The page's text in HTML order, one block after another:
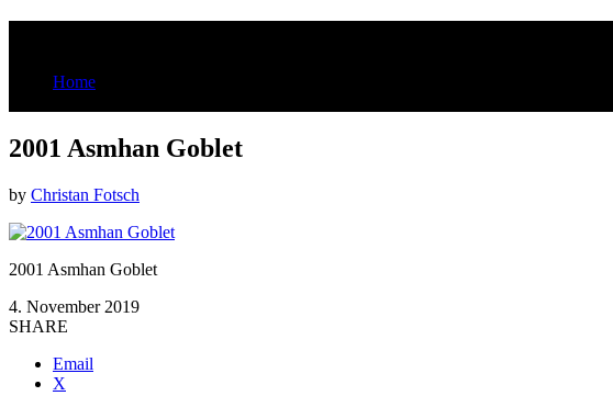
Home
2001 Asmhan Goblet
by Christan Fotsch
2001 Asmhan Goblet
4. November 2019
SHARE
Email
X